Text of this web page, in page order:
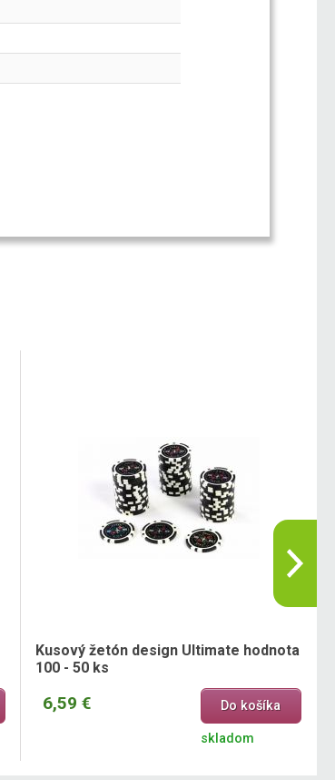
Kusový žetón design Ultimate hodnota
100 - 50 ks
6,59 € Do košíka
skladom